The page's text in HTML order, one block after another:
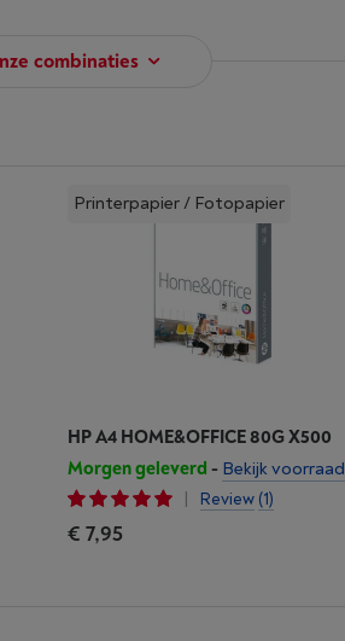
combinaties
Printerpapier / Fotopapier
HP A4 HOME&OFFICE 80G X500
Morgen geleverd - Bekijk voorraad
|
Review (1)
€ 7,95